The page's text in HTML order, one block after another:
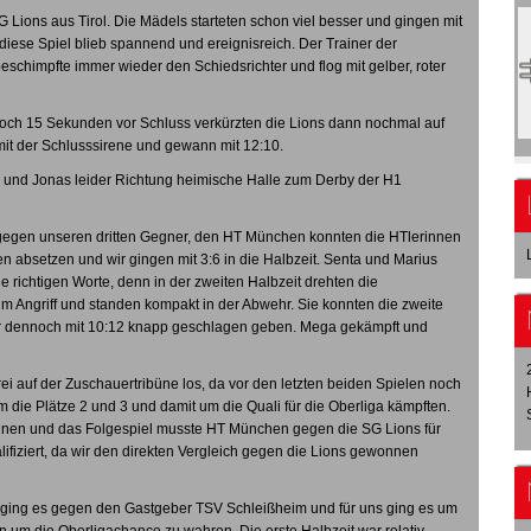
Lions aus Tirol. Die Mädels starteten schon viel besser und gingen mit
Spiel blieb spannend und ereignisreich. Der Trainer der
immer wieder den Schiedsrichter und flog mit gelber, roter
15 Sekunden vor Schluss verkürzten die Lions dann nochmal auf
der Schlusssirene und gewann mit 12:10.
Jonas leider Richtung heimische Halle zum Derby der H1
unseren dritten Gegner, den HT München konnten die HTlerinnen
absetzen und wir gingen mit 3:6 in die Halbzeit. Senta und Marius
richtigen Worte, denn in der zweiten Halbzeit drehten die
Angriff und standen kompakt in der Abwehr. Sie konnten die zweite
mit 10:12 knapp geschlagen geben. Mega gekämpft und
auf der Zuschauertribüne los, da vor den letzten beiden Spielen noch
die Plätze 2 und 3 und damit um die Quali für die Oberliga kämpften.
und das Folgespiel musste HT München gegen die SG Lions für
da wir den direkten Vergleich gegen die Lions gewonnen
es gegen den Gastgeber TSV Schleißheim und für uns ging es um